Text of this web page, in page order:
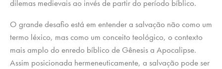
dilemas medievais ao invés de partir do período bíblico.
O grande desafio está em entender a salvação não como um
termo léxico, mas como um conceito teológico, o contexto
mais amplo do enredo bíblico de Gênesis a Apocalipse.
Assim posicionada hermeneuticamente, a salvação pode ser